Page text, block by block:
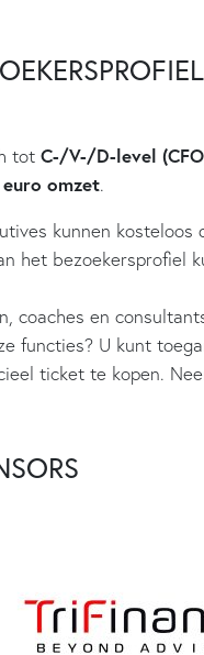
tot C-/V-/D-level
omzet.
kunnen kosteloos
het bezoekersprofiel
coaches en
functies? U kunt
ticket te kopen.